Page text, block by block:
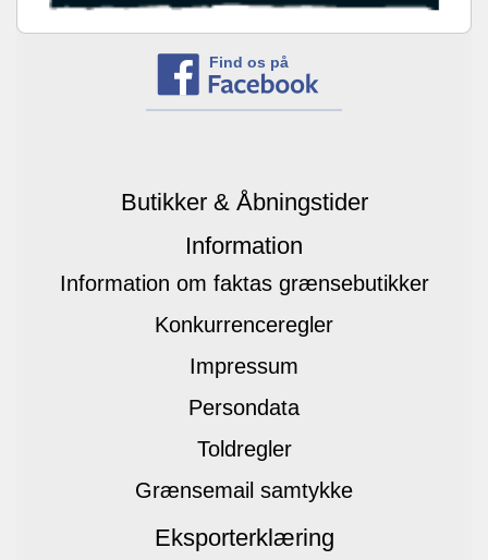
Find os på
Butikker & Åbningstider
Information
Information om faktas grænsebutikker
Konkurrenceregler
Impressum
Persondata
Toldregler
Grænsemail samtykke
Eksporterklæring